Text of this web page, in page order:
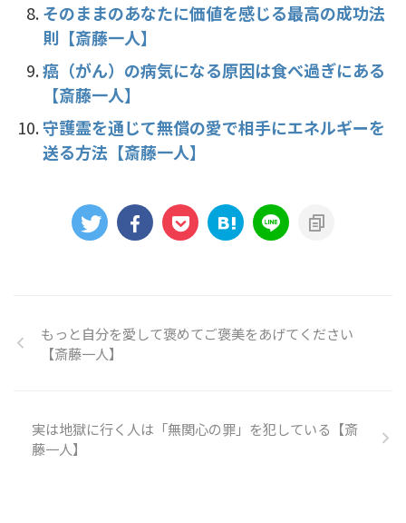
そのままのあなたに価値を感じる最高の成功法
則【斎藤一人】
癌（がん）の病気になる原因は食べ過ぎにある
【斎藤一人】
守護霊を通じて無償の愛で相手にエネルギーを
送る方法【斎藤一人】
もっと自分を愛して褒めてご褒美をあげてください
【斎藤一人】
実は地獄に行く人は「無関心の罪」を犯している【斎
藤一人】